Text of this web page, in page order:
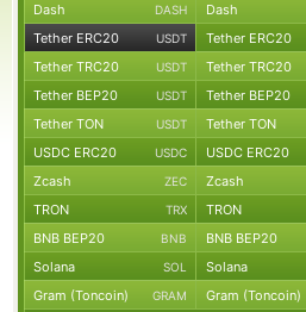
Dash DASH Dash
Tether ERC20 USDT Tether ERC20
Tether TRC20 USDT Tether TRC20
Tether BEP20 USDT Tether BEP20
Tether TON USDT Tether TON
USDC ERC20 USDC USDC ERC20
Zcash ZEC Zcash
TRON TRX TRON
BNB BEP20 BNB BNB BEP20
Solana SOL Solana
Gram (Toncoin) GRAM Gram (Toncoin)